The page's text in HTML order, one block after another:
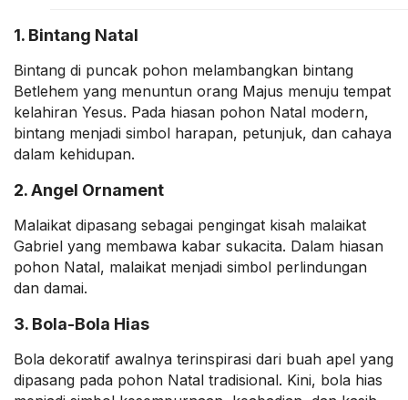
1. Bintang Natal
Bintang di puncak pohon melambangkan bintang
Betlehem yang menuntun orang Majus menuju tempat
kelahiran Yesus. Pada hiasan pohon Natal modern,
bintang menjadi simbol harapan, petunjuk, dan cahaya
dalam kehidupan.
2. Angel Ornament
Malaikat dipasang sebagai pengingat kisah malaikat
Gabriel yang membawa kabar sukacita. Dalam hiasan
pohon Natal, malaikat menjadi simbol perlindungan
dan damai.
3. Bola-Bola Hias
Bola dekoratif awalnya terinspirasi dari buah apel yang
dipasang pada pohon Natal tradisional. Kini, bola hias